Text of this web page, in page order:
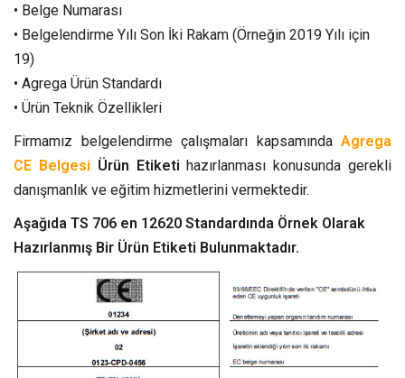
• Belge Numarası
• Belgelendirme Yılı Son İki Rakam (Örneğin 2019 Yılı için
19)
• Agrega Ürün Standardı
• Ürün Teknik Özellikleri
Firmamız belgelendirme çalışmaları kapsamında Agrega
CE Belgesi Ürün Etiketi hazırlanması konusunda gerekli
danışmanlık ve eğitim hizmetlerini vermektedir.
Aşağıda TS 706 en 12620 Standardında Örnek Olarak
Hazırlanmış Bir Ürün Etiketi Bulunmaktadır.